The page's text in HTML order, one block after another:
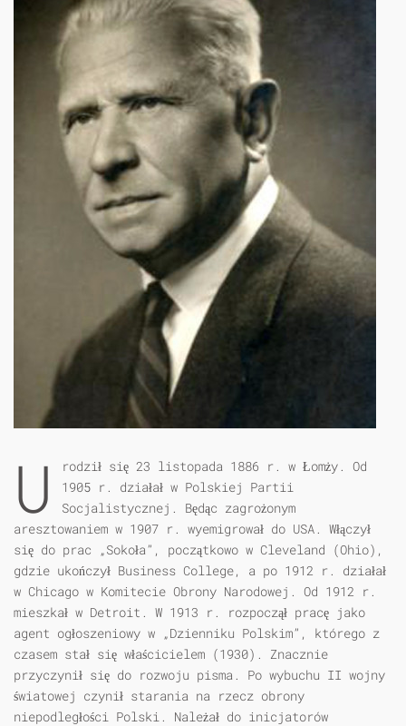
U
rodził się 23 listopada 1886 r. w Łomży. Od
1905 r. działał w Polskiej Partii
Socjalistycznej. Będąc zagrożonym
aresztowaniem w 1907 r. wyemigrował do USA. Włączył
się do prac „Sokoła”, początkowo w Cleveland (Ohio),
gdzie ukończył Business College, a po 1912 r. działał
w Chicago w Komitecie Obrony Narodowej. Od 1912 r.
mieszkał w Detroit. W 1913 r. rozpoczął pracę jako
agent ogłoszeniowy w „Dzienniku Polskim”, którego z
czasem stał się właścicielem (1930). Znacznie
przyczynił się do rozwoju pisma. Po wybuchu II wojny
światowej czynił starania na rzecz obrony
niepodległości Polski. Należał do inicjatorów